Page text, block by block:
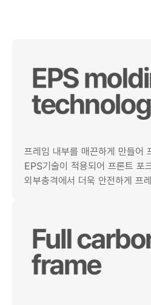
프레임 내부를 매끈하게 만들어
EPS기술이 적용되어 프론트 포
외부충격에서 더욱 안전하게 프